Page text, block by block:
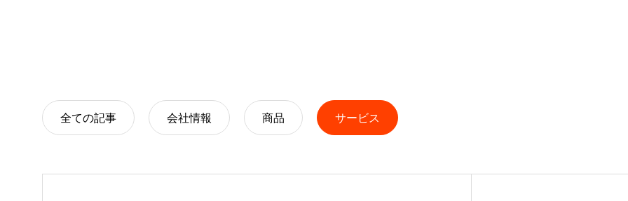
全ての記事 会社情報 商品 サービス